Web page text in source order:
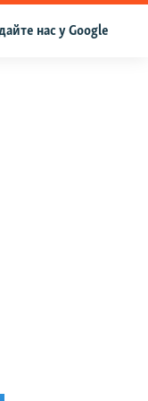
нас у Google